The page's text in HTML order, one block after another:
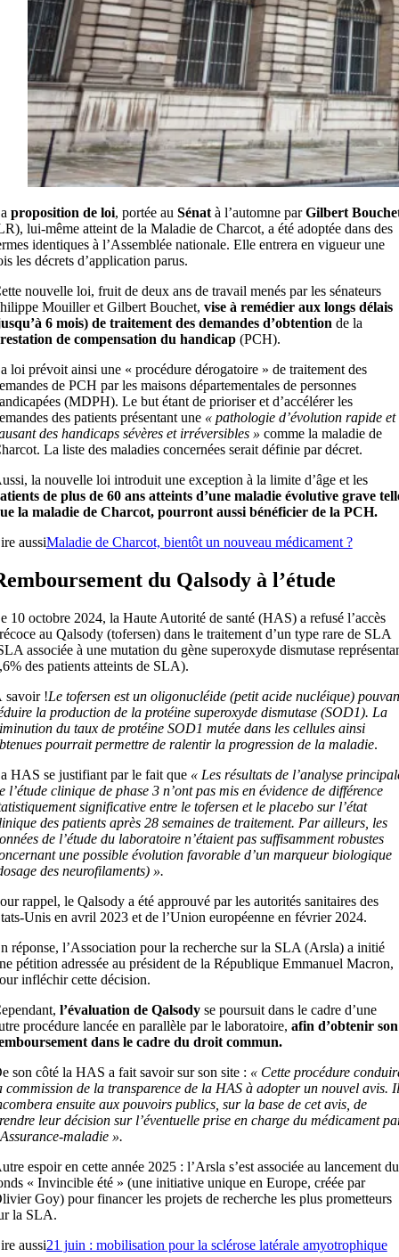
proposition de loi, portée au Sénatà l’automne parGilbert
lui-même atteint de la Maladie de Charcot, a été adoptée dans des
identiques à l’Assemblée nationale. Elle entrera en vigueur une
les décrets d’application parus.
nouvelle loi, fruit de deux ans de travail menés par les sénateurs
Mouiller et Gilbert Bouchet, vise à remédier aux longs délais
6 mois) de traitement des demandes d’obtention de la
de compensation du handicap(PCH).
loi prévoit ainsi une « procédure dérogatoire » de traitement des
de PCH par les maisons départementales de personnes
(MDPH). Le but étant de prioriser et d’accélérer les
des patients présentant une « pathologie d’évolution rapide et
des handicaps sévères et irréversibles » comme la maladie de
La liste des maladies concernées serait définie par décret.
la nouvelle loi introduit une exception à la limite d’âge et les
de plus de 60 ans atteints d’une maladie évolutive grave
la maladie de Charcot, pourront aussi bénéficier de la PCH.
aussiMaladie de Charcot, bientôt un nouveau médicament ?
du Qalsody à l’étude
10 octobre 2024, la Haute Autorité de santé (HAS) a refusé l’accès
au Qalsody (tofersen) dans le traitement d’un type rare de SLA
associée à une mutation du gène superoxyde dismutase
des patients atteints de SLA).
savoir !Le tofersen est un oligonucléide (petit acide nucléique)
la production de la protéine superoxyde dismutase (SOD1). La
du taux de protéine SOD1 mutée dans les cellules ainsi
pourrait permettre de ralentir la progression de la maladie.
HAS se justifiant par le fait que « Les résultats de l’analyse
l’étude clinique de phase 3 n’ont pas mis en évidence de différence
significative entre le tofersen et le placebo sur l’état
des patients après 28 semaines de traitement. Par ailleurs, les
de l’étude du laboratoire n’étaient pas suffisamment robustes
une possible évolution favorable d’un marqueur biologique
des neurofilaments) ».
rappel, le Qalsody a été approuvé par les autorités sanitaires des
Unis en avril 2023 et de l’Union européenne en février 2024.
réponse, l’Association pour la recherche sur la SLA (Arsla) a initié
pétition adressée au président de la République Emmanuel Macron,
infléchir cette décision.
l’évaluation de Qalsodyse poursuit dans le cadre d’une
procédure lancée en parallèle par le laboratoire, afin d’obtenir son
dans le cadre du droit commun.
son côté la HAS a fait savoir sur son site : « Cette procédure
commission de la transparence de la HAS à adopter un nouvel avis. Il
ensuite aux pouvoirs publics, sur la base de cet avis, de
leur décision sur l’éventuelle prise en charge du médicament
maladie ».
espoir en cette année 2025 : l’Arsla s’est associée au lancement du
« Invincible été » (une initiative unique en Europe, créée par
Goy) pour financer les projets de recherche les plus prometteurs
la SLA.
aussi21 juin : mobilisation pour la sclérose latérale amyotrophique